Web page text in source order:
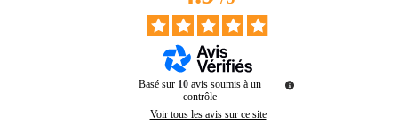
Basé sur 10 avis soumis à un
contrôle
Voir tous les avis sur ce site